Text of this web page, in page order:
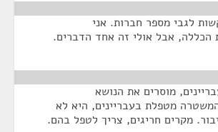
לגבי מספר חברות. אני
הכללה, אבל אולי זה אחד הדברים.
מוסרים את הנושא
מטפלת בעבריינים, היא לא
מקרים חריגים, צריך לטפל בהם.